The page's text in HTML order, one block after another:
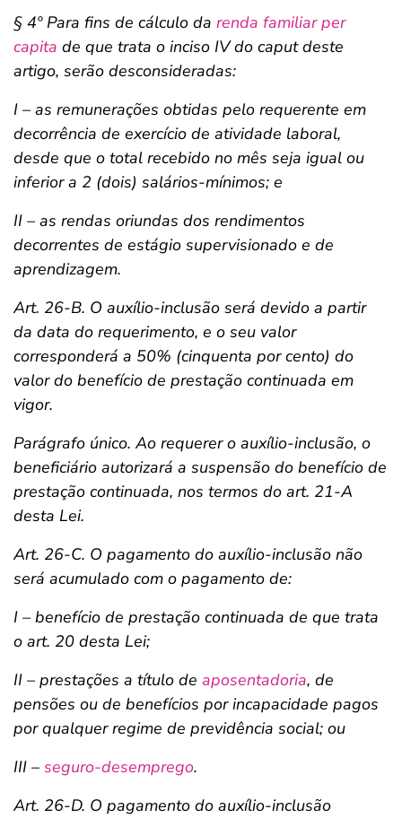
§ 4º Para fins de cálculo da renda familiar per
capita de que trata o inciso IV do caput deste
artigo, serão desconsideradas:
I – as remunerações obtidas pelo requerente em
decorrência de exercício de atividade laboral,
desde que o total recebido no mês seja igual ou
inferior a 2 (dois) salários-mínimos; e
II – as rendas oriundas dos rendimentos
decorrentes de estágio supervisionado e de
aprendizagem.
Art. 26-B. O auxílio-inclusão será devido a partir
da data do requerimento, e o seu valor
corresponderá a 50% (cinquenta por cento) do
valor do benefício de prestação continuada em
vigor.
Parágrafo único. Ao requerer o auxílio-inclusão, o
beneficiário autorizará a suspensão do benefício de
prestação continuada, nos termos do art. 21-A
desta Lei.
Art. 26-C. O pagamento do auxílio-inclusão não
será acumulado com o pagamento de:
I – benefício de prestação continuada de que trata
o art. 20 desta Lei;
II – prestações a título de aposentadoria, de
pensões ou de benefícios por incapacidade pagos
por qualquer regime de previdência social; ou
III – seguro-desemprego.
Art. 26-D. O pagamento do auxílio-inclusão